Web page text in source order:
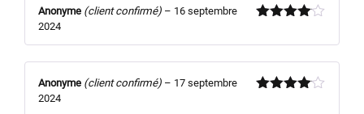
sur 5
Anonyme (client confirmé) – 16 septembre
2024
Anonyme (client confirmé) – 17 septembre
2024